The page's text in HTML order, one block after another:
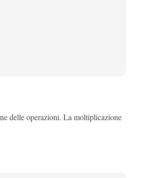
delle operazioni. La moltiplicazione